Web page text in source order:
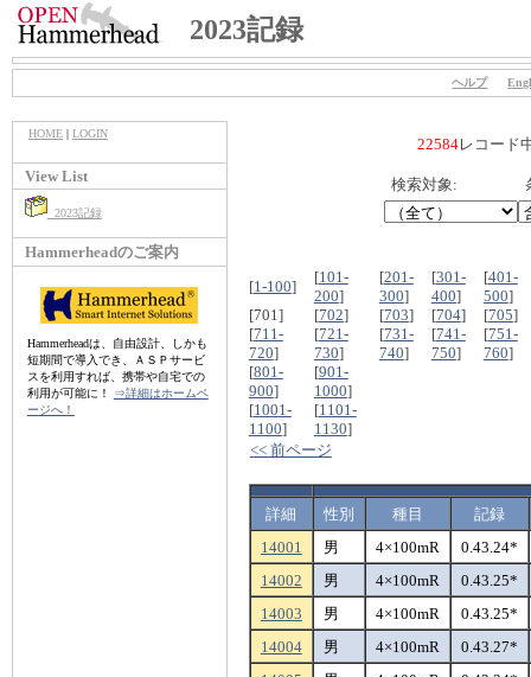
2023記録
ヘルプ
HOME| LOGIN
View List
2023記録
Hammerheadのご案内
Hammerheadは、自由設計、しかも
短期間で導入でき、ＡＳＰサービ
スを利用すれば、携帯や自宅での
利用が可能に！
⇒詳細はホームペ
ージへ！
22584レコード
検索対象:
[1-100]
[101-
200]
[201-
300]
[301-
400]
[401-
500]
[701]
[702] [703] [704] [705]
[711-
720]
[721-
730]
[731-
740]
[741-
750]
[751-
760]
[801-
900]
[901-
1000]
[1001-
1100]
[1101-
1130]
<< 前ページ
詳細 性別 種目
記録
14001
男 4×100mR
0.43.24*
14002
男 4×100mR
0.43.25*
14003
男 4×100mR
0.43.25*
14004
男 4×100mR
0.43.27*